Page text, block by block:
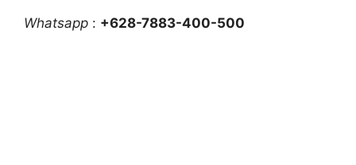
Whatsapp : +628-7883-400-500